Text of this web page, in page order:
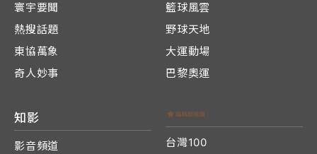
寰宇要聞
熱搜話題
東協萬象
奇人妙事
籃球風雲
野球天地
大運動場
巴黎奧運
知影
影音頻道
台灣100